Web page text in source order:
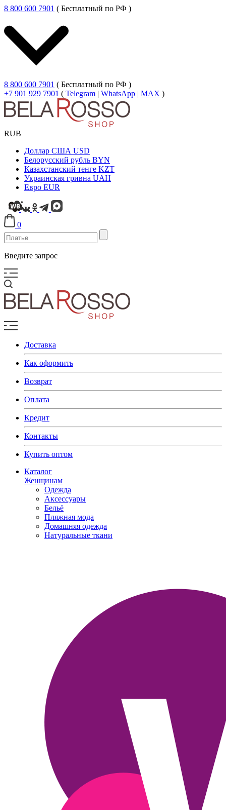
8 800 600 7901 ( Бесплатный по РФ )
8 800 600 7901 ( Бесплатный по РФ )
+7 901 929 7901 ( Telegram | WhatsApp | MAX )
RUB
Доллар США USD
Белорусский рубль BYN
Казахстанский тенге KZT
Украинская гривна UAH
Евро EUR
0
Введите запрос
Доставка
Как оформить
Возврат
Оплата
Кредит
Контакты
Купить оптом
Каталог
Женщинам
Одежда
Аксессуары
Бельё
Пляжная мода
Домашняя одежда
Натуральные ткани